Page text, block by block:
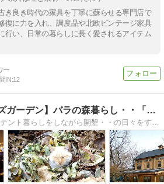
き良き時代の家具を丁寧に蘇らせる専門店で
復に力を入れ、調度品や北欧ビンテージ家具
行い、日常の暮らしに長く愛されるアイテム
IN:12
【ドリプレローズガーデン】バラの森暮らし・・「秘密の日記」